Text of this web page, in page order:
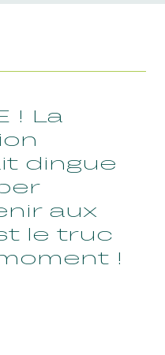
! La
dingue
aux
le truc
!